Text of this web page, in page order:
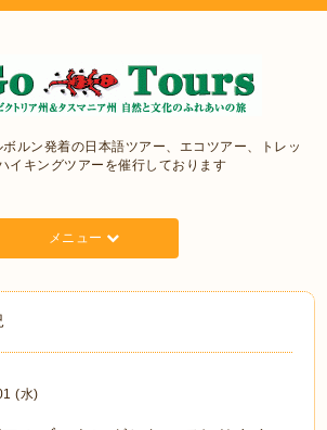
ルン発着の日本語ツアー、エコツアー、トレッ
イキングツアーを催行しております
メニュー
(水)